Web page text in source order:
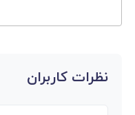
نظرات کاربران